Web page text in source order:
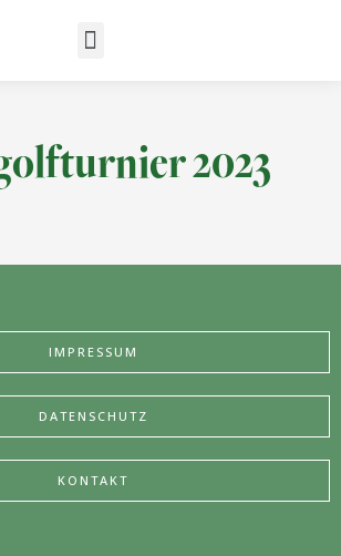
2023
IMPRESSUM
DATENSCHUTZ
KONTAKT